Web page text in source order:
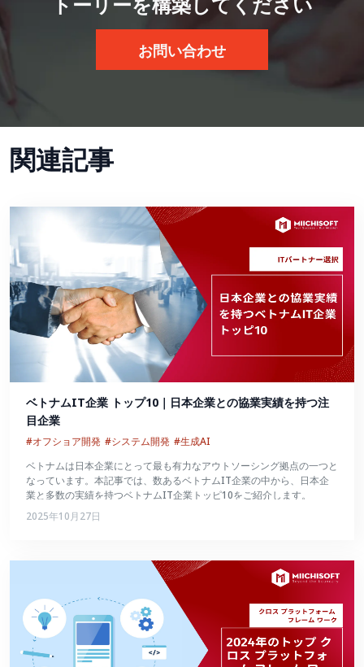
お問い合わせ
関連記事
ベトナムIT企業 トップ10｜日本企業との協業実績を持つ注
目企業
#オフショア開発 #システム開発 #生成AI
ベトナムは日本企業にとって最も有力なアウトソーシング拠点の一つと
なっています。本記事では、数あるベトナムIT企業の中から、日本企
業と多数の実績を持つベトナムIT企業トッピ10をご紹介します。
2025年10月27日